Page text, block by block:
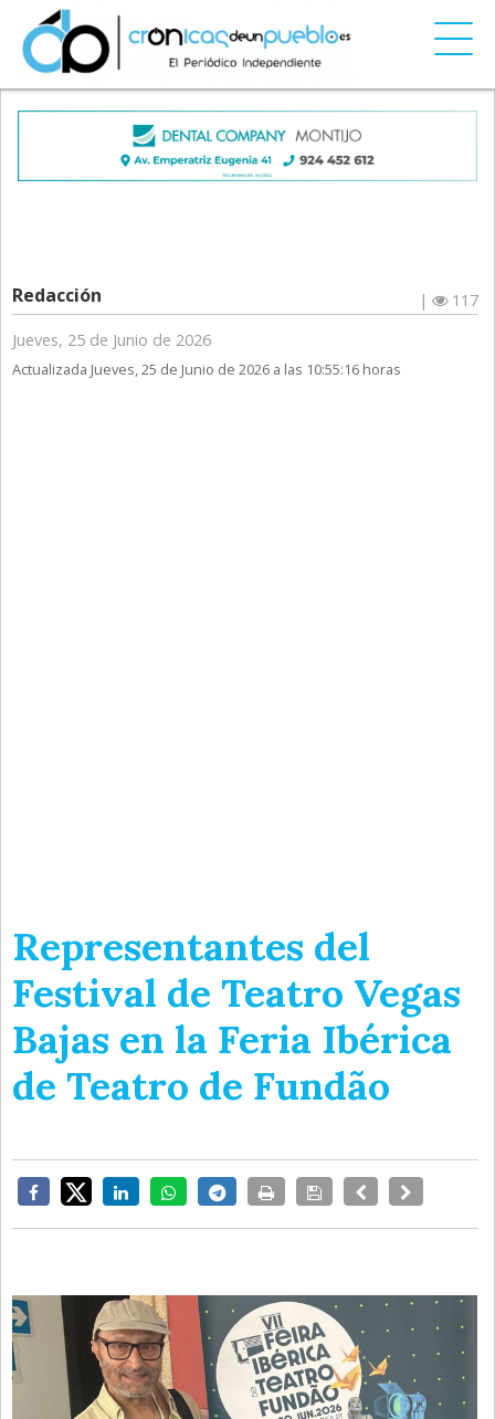
Redacción |
117
Jueves, 25 de Junio de 2026
Actualizada Jueves, 25 de Junio de 2026 a las 10:55:16 horas
Representantes del
Festival de Teatro Vegas
Bajas en la Feria Ibérica
de Teatro de Fundão